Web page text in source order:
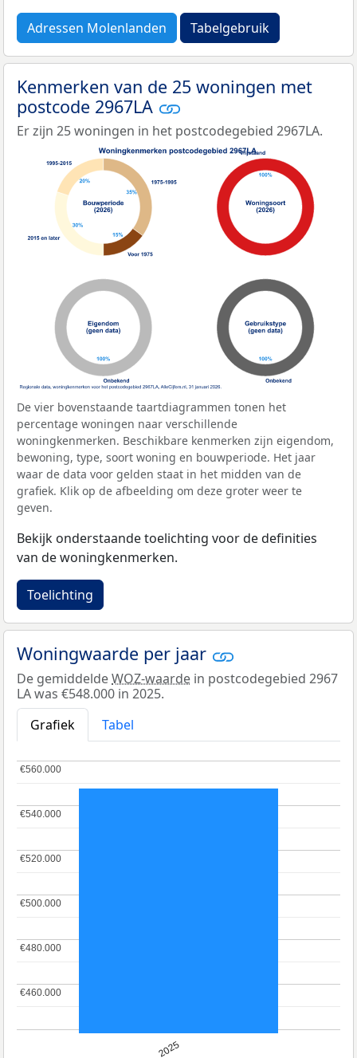
Adressen Molenlanden Tabelgebruik
Kenmerken van de 25 woningen met
postcode 2967LA
Er zijn 25 woningen in het postcodegebied 2967LA.
De vier bovenstaande taartdiagrammen tonen het
percentage woningen naar verschillende
woningkenmerken. Beschikbare kenmerken zijn eigendom,
bewoning, type, soort woning en bouwperiode. Het jaar
waar de data voor gelden staat in het midden van de
grafiek. Klik op de afbeelding om deze groter weer te
geven.
Bekijk onderstaande toelichting voor de definities
van de woningkenmerken.
Toelichting
Woningwaarde per jaar
De gemiddeldeWOZ-waarde in postcodegebied 2967
LA was €548.000 in 2025.
Grafiek
Tabel
2025
€460.000
€460.000
€480.000
€480.000
€500.000
€500.000
€520.000
€520.000
€540.000
€540.000
€560.000
€560.000